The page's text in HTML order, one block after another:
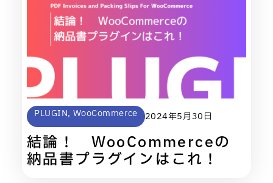
PLUGIN, WooCommerce 2024年5月30日
結論！ WooCommerceの
納品書プラグインはこれ！